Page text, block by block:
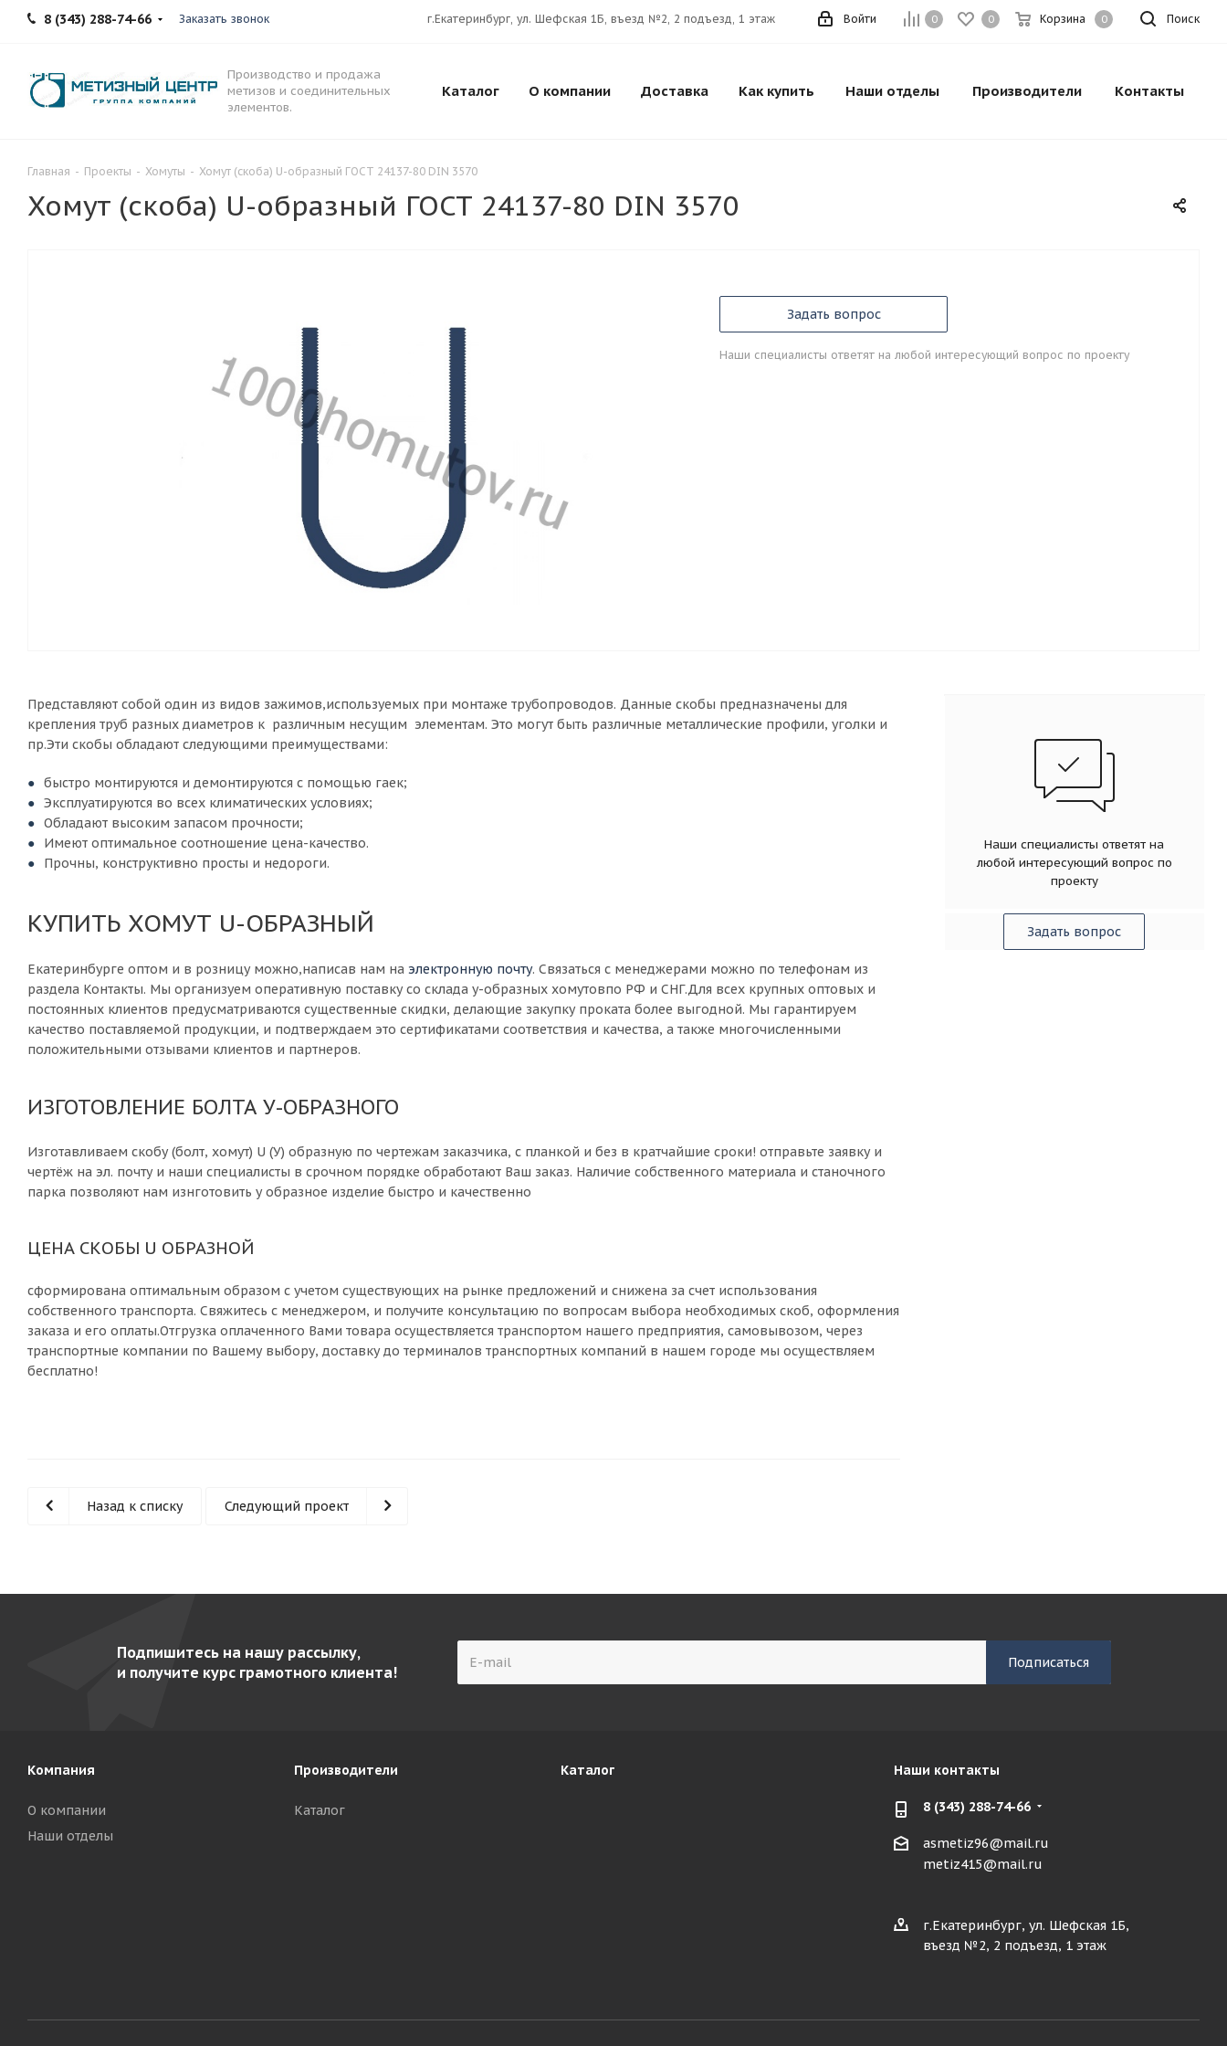
8 (343) 288-74-66 Заказать звонок г.Екатеринбург, ул. Шефская 1Б, въезд №2, 2 подъезд, 1 этаж Поиск
0 0 Корзина 0
Войти
Производство и продажа
метизов и соединительных
элементов.
Каталог О компании Доставка Как купить Наши отделы Производители Контакты
Главная - Проекты - Хомуты - Хомут (скоба) U-образный ГОСТ 24137-80 DIN 3570
Хомут (скоба) U-образный ГОСТ 24137-80 DIN 3570
Задать вопрос
Наши специалисты ответят на любой интересующий вопрос по проекту
Представляют собой один из видов зажимов,используемых при монтаже трубопроводов. Данные скобы предназначены для
крепления труб разных диаметров к различным несущим элементам. Это могут быть различные металлические профили, уголки и
пр.Эти скобы обладают следующими преимуществами:
быстро монтируются и демонтируются с помощью гаек;
Эксплуатируются во всех климатических условиях;
Обладают высоким запасом прочности;
Имеют оптимальное соотношение цена-качество.
Прочны, конструктивно просты и недороги.
КУПИТЬ ХОМУТ U-ОБРАЗНЫЙ
Екатеринбурге оптом и в розницу можно,написав нам на электронную почту. Связаться с менеджерами можно по телефонам из
раздела Контакты. Мы организуем оперативную поставку со склада у-образных хомутовпо РФ и СНГ.Для всех крупных оптовых и
постоянных клиентов предусматриваются существенные скидки, делающие закупку проката более выгодной. Мы гарантируем
качество поставляемой продукции, и подтверждаем это сертификатами соответствия и качества, а также многочисленными
положительными отзывами клиентов и партнеров.
ИЗГОТОВЛЕНИЕ БОЛТА У-ОБРАЗНОГО
Изготавливаем скобу (болт, хомут) U (У) образную по чертежам заказчика, с планкой и без в кратчайшие сроки! отправьте заявку и
чертёж на эл. почту и наши специалисты в срочном порядке обработают Ваш заказ. Наличие собственного материала и станочного
парка позволяют нам изнготовить у образное изделие быстро и качественно
ЦЕНА СКОБЫ U ОБРАЗНОЙ
сформирована оптимальным образом с учетом существующих на рынке предложений и снижена за счет использования
собственного транспорта. Свяжитесь с менеджером, и получите консультацию по вопросам выбора необходимых скоб, оформления
заказа и его оплаты.Отгрузка оплаченного Вами товара осуществляется транспортом нашего предприятия, самовывозом, через
транспортные компании по Вашему выбору, доставку до терминалов транспортных компаний в нашем городе мы осуществляем
бесплатно!
Наши специалисты ответят на
любой интересующий вопрос по
проекту
Задать вопрос
Назад к списку Следующий проект
Подпишитесь на нашу рассылку,
и получите курс грамотного клиента!
Компания
О компании
Наши отделы
Производители
Каталог
Каталог Наши контакты
8 (343) 288-74-66
asmetiz96@mail.ru
metiz415@mail.ru
г.Екатеринбург, ул. Шефская 1Б,
въезд №2, 2 подъезд, 1 этаж